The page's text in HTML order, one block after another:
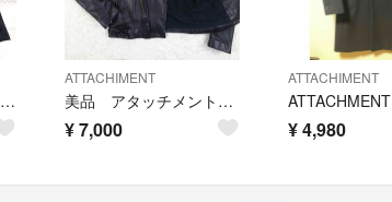
attachment アタッチメント M65 ブルゾン ミリタリージャケット
ATTACHIMENT
美品 アタッチメント 羊革 立ち襟 ダブルライダース レザージャケット 1 黒
¥7,000
ATTACHIMENT
¥4,980